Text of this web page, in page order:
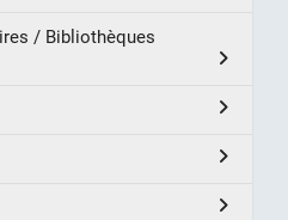
/ Bibliothèques